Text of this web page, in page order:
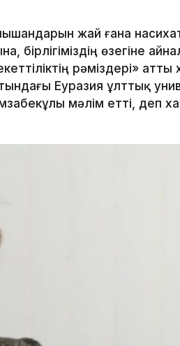
жай ғана
бірлігіміздің өзегіне
рәміздері»
Еуразия ұлттық
мәлім етті, деп